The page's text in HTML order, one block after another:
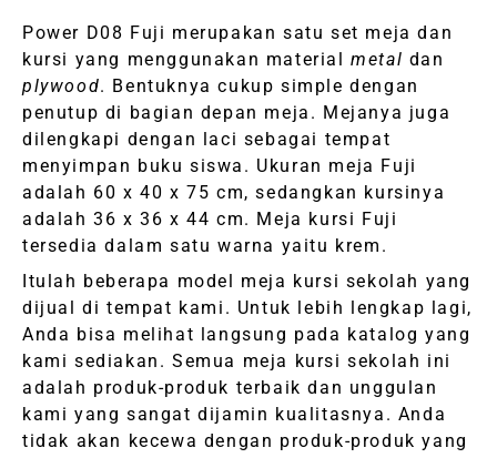
Power D08 Fuji merupakan satu set meja dan
kursi yang menggunakan materialmetal dan
plywood. Bentuknya cukup simple dengan
penutup di bagian depan meja. Mejanya juga
dilengkapi dengan laci sebagai tempat
menyimpan buku siswa. Ukuran meja Fuji
adalah 60 x 40 x 75 cm, sedangkan kursinya
adalah 36 x 36 x 44 cm. Meja kursi Fuji
tersedia dalam satu warna yaitu krem.
Itulah beberapa model meja kursi sekolah yang
dijual di tempat kami. Untuk lebih lengkap lagi,
Anda bisa melihat langsung pada katalog yang
kami sediakan. Semua meja kursi sekolah ini
adalah produk-produk terbaik dan unggulan
kami yang sangat dijamin kualitasnya. Anda
tidak akan kecewa dengan produk-produk yang